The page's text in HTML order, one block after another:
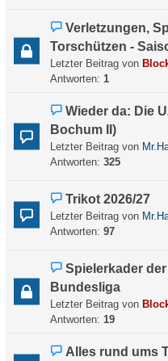
Verletzungen,
Torschützen -
Letzter Beitrag von
Antworten: 1
Wieder da: Die
Bochum II)
Letzter Beitrag von
Antworten: 325
Trikot 2026/27
Letzter Beitrag von
Antworten: 97
Spielerkader
Bundesliga
Letzter Beitrag von
Antworten: 19
Alles rund ums